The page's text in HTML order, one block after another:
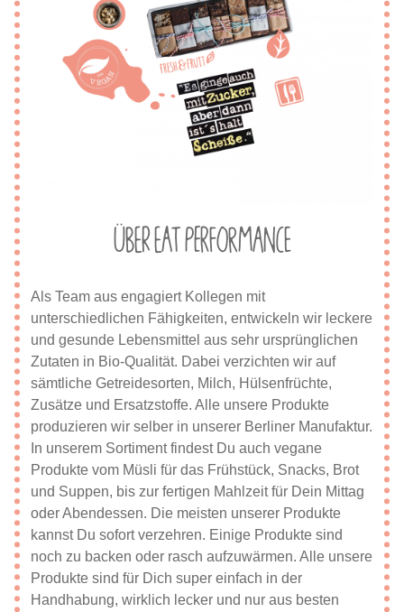
Über eat Performance
Als Team aus engagiert Kollegen mit
unterschiedlichen Fähigkeiten, entwickeln wir leckere
und gesunde Lebensmittel aus sehr ursprünglichen
Zutaten in Bio-Qualität. Dabei verzichten wir auf
sämtliche Getreidesorten, Milch, Hülsenfrüchte,
Zusätze und Ersatzstoffe. Alle unsere Produkte
produzieren wir selber in unserer Berliner Manufaktur.
In unserem Sortiment findest Du auch vegane
Produkte vom Müsli für das Frühstück, Snacks, Brot
und Suppen, bis zur fertigen Mahlzeit für Dein Mittag
oder Abendessen. Die meisten unserer Produkte
kannst Du sofort verzehren. Einige Produkte sind
noch zu backen oder rasch aufzuwärmen. Alle unsere
Produkte sind für Dich super einfach in der
Handhabung, wirklich lecker und nur aus besten